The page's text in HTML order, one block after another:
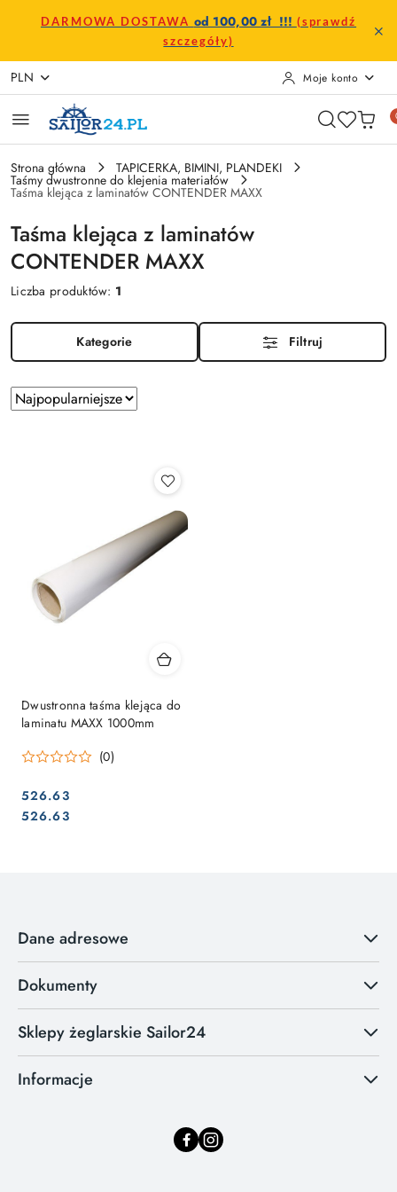
Przejdź do treści głównej
Przejdź do wyszukiwarki
Przejdź do moje konto
Przejdź do menu głównego
Przejdź do stopki
DARMOWA DOSTAWA od 100,00 zł !!! (sprawdź
szczegóły)
PLN Moje konto
Strona główna TAPICERKA, BIMINI, PLANDEKI
Taśmy dwustronne do klejenia materiałów
Taśma klejąca z laminatów CONTENDER MAXX
Taśma klejąca z laminatów
CONTENDER MAXX
Liczba produktów: 1
Kategorie Filtruj
Zastosowano
sortowanie:
Sortuj
według
Dwustronna taśma klejąca do
laminatu MAXX 1000mm
(0)
Cena:
526.63
Cena:
526.63
Dane adresowe
Dokumenty
Sklepy żeglarskie Sailor24
Informacje